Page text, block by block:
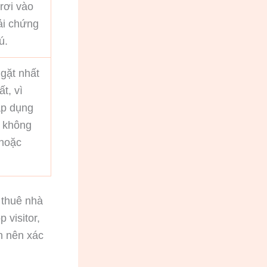
vào
chứng
nhất
vì
dụng
nhà
visitor,
nên xác